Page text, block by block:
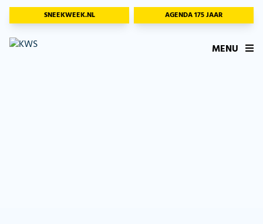
SNEEKWEEK.NL AGENDA 175 JAAR
MENU